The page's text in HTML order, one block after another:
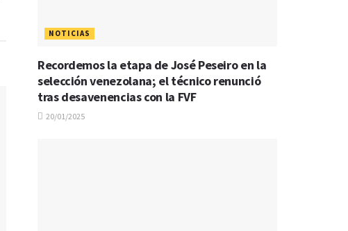
NOTICIAS
Recordemos la etapa de José Peseiro en la
selección venezolana; el técnico renunció
tras desavenencias con la FVF
20/01/2025